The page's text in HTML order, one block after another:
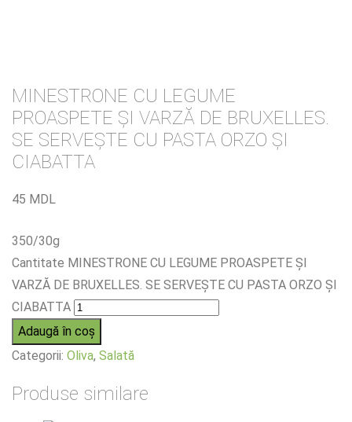
MINESTRONE CU LEGUME
PROASPETE ȘI VARZĂ DE BRUXELLES.
SE SERVEȘTE CU PASTA ORZO ȘI
CIABATTA
45 MDL
350/30g
Cantitate MINESTRONE CU LEGUME PROASPETE ȘI
VARZĂ DE BRUXELLES. SE SERVEȘTE CU PASTA ORZO ȘI
CIABATTA
Adaugă în coș
Categorii: Oliva, Salată
Produse similare